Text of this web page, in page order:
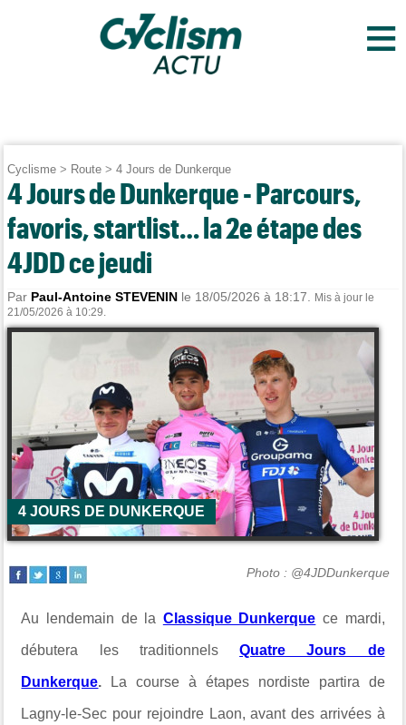
≡
Cyclisme > Route >4 Jours de Dunkerque
4 Jours de Dunkerque - Parcours,
favoris, startlist… la 2e étape des
4JDD ce jeudi
Par Paul-Antoine STEVENIN le 18/05/2026 à 18:17.
Mis à jour le
21/05/2026 à 10:29.
4 JOURS DE DUNKERQUE
Photo : @4JDDunkerque
Au lendemain de la Classique Dunkerque ce mardi,
débutera les traditionnelsQuatre Jours de
Dunkerque. La course à étapes nordiste partira de
Lagny-le-Sec pour rejoindre Laon, avant des arrivées à